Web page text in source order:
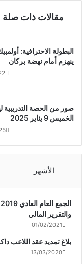
مقالات ذات صلة
البطولة الاحترافية:
ينهزم أمام نهضة بركان
صور من الحصة التدريبية
الخميس 9 يناير 2025
الأشهر
والتقرير المالي
01/02/2021
بلاغ تمديد عقد اللاعب
13/03/2020